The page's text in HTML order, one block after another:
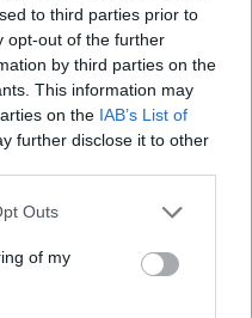
to third parties prior to
opt-out of the further
by third parties on the
This information may
on the IAB’s List of
further disclose it to other
Outs
of my
ben elért ütemét.
nyilvánosságra a
és az év egészére
termék éves
július-
negyedévben mért 6,8-
mindazonáltal továbbra